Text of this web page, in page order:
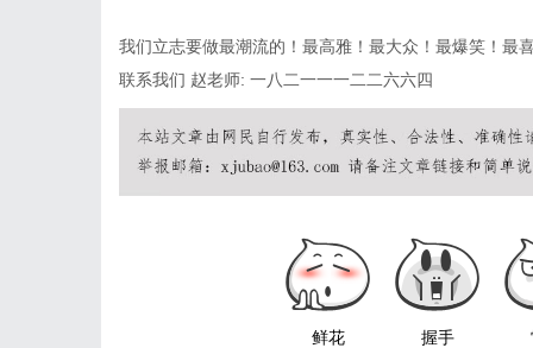
我们立志要做最潮流的！最高雅！最大众！最爆笑！最
联系我们 赵老师: 一八二一一一二二六六四
鲜花 握手